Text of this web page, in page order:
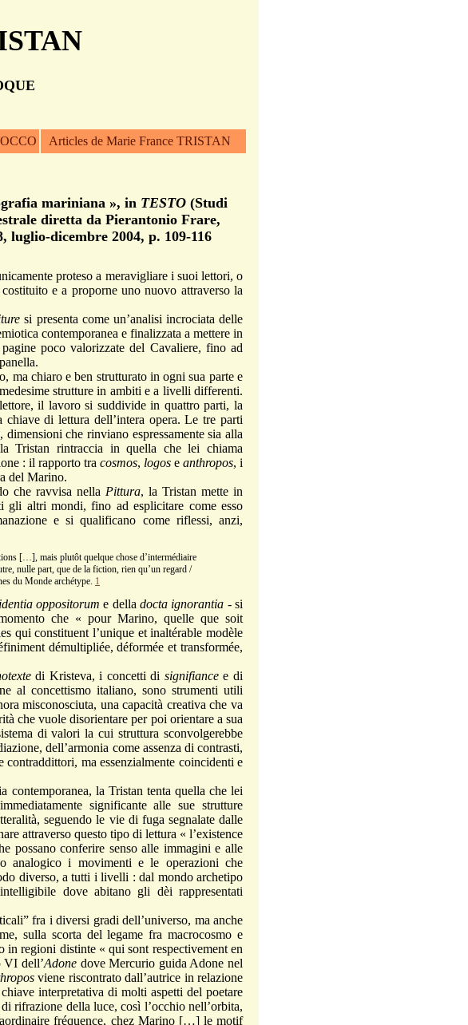
Articles de Marie France TRISTAN
mariniana », in TESTO (Studi
diretta da Pierantonio Frare,
dicembre 2004, p. 109-116
proteso a meravigliare i suoi lettori, o
e a proporne uno nuovo attraverso la
si presenta come un’analisi incrociata delle
contemporanea e finalizzata a mettere in
poco valorizzate del Cavaliere, fino ad
chiaro e ben strutturato in ogni sua parte e
strutture in ambiti e a livelli differenti.
il lavoro si suddivide in quattro parti, la
di lettura dell’intera opera. Le tre parti
dimensioni che rinviano espressamente sia alla
Tristan rintraccia in quella che lei chiama
: il rapporto tra cosmos, logoseanthropos, i
del Marino.
ravvisa nella Pittura, la Tristan mette in
gli altri mondi, fino ad esplicitare come esso
e si qualificano come riflessi, anzi,
[…], mais plutôt quelque chose d’intermédiaire
nulle part, que de la fiction, rien qu’un regard /
du Monde archétype. 1
oppositorum e della docta ignorantia - si
che « pour Marino, quelle que soit
qui constituent l’unique et inaltérable modèle
démultipliée, déformée et transformée,
di Kristeva, i concetti di signifiancee di
al concettismo italiano, sono strumenti utili
misconosciuta, una capacità creativa che va
che vuole disorientare per poi orientare a sua
di valori la cui struttura sconvolgerebbe
dell’armonia come assenza di contrasti,
ma essenzialmente coincidenti e
la Tristan tenta quella che lei
significante alle sue strutture
seguendo le vie di fuga segnalate dalle
attraverso questo tipo di lettura « l’existence
possano conferire senso alle immagini e alle
analogico i movimenti e le operazioni che
diverso, a tutti i livelli : dal mondo archetipo
dove abitano gli dèi rappresentati
fra i diversi gradi dell’universo, ma anche
sulla scorta del legame fra macrocosmo e
regioni distinte « qui sont respectivement en
VI dell’Adonedove Mercurio guida Adone nel
viene riscontrato dall’autrice in relazione
interpretativa di molti aspetti del poetare
rifrazione della luce, così l’occhio nell’orbita,
fréquence, chez Marino […] le motif